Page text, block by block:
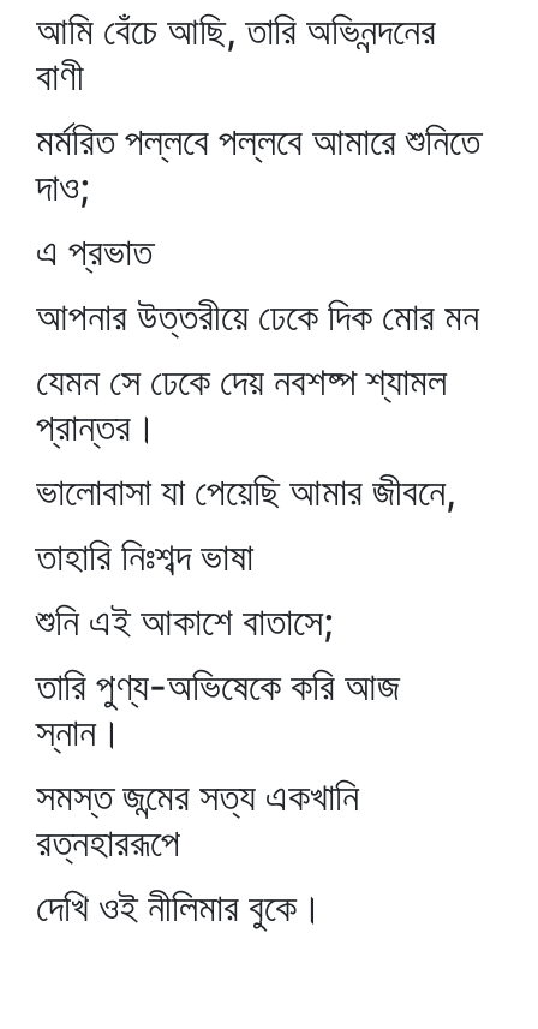
আমি বেঁচে আছি, তারি অভিনন্দনের
বাণী
মর্মরিত পল্লবে পল্লবে আমারে শুনিতে
দাও;
এ প্রভাত
আপনার উত্তরীয়ে ঢেকে দিক মোর মন
যেমন সে ঢেকে দেয় নবশষ্প শ্যামল
প্রান্তর।
ভালোবাসা যা পেয়েছি আমার জীবনে,
তাহারি নিঃশব্দ ভাষা
শুনি এই আকাশে বাতাসে;
তারি পুণ্য-অভিষেকে করি আজ
স্নান।
সমস্ত জন্মের সত্য একখানি
রত্নহাররূপে
দেখি ওই নীলিমার বুকে।